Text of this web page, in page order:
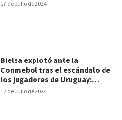
17 de Julio de 2024
12 de Julio de 2024
Bielsa explotó ante la
Conmebol tras el escándalo de
los jugadores de Uruguay:
video